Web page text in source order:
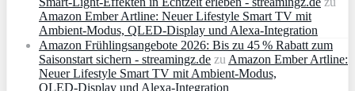
Amazon Ember Artline: Neuer Lifestyle Smart TV mit
Ambient‑Modus, QLED‑Display und Alexa‑Integration
Amazon Frühlingsangebote 2026: Bis zu 45 % Rabatt zum
Saisonstart sichern - streamingz.de zu Amazon Ember Artline:
Neuer Lifestyle Smart TV mit Ambient‑Modus,
QLED‑Display und Alexa‑Integration